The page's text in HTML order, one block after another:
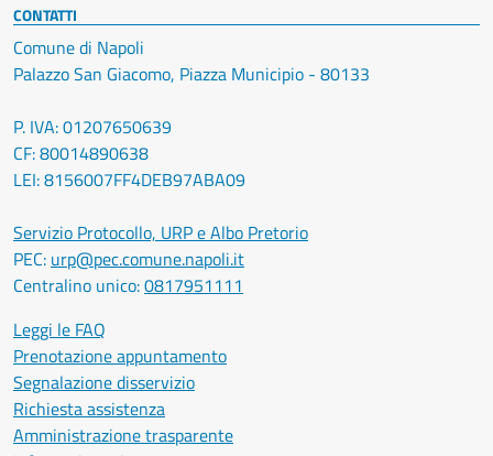
CONTATTI
Comune di Napoli
Palazzo San Giacomo, Piazza Municipio - 80133
P. IVA: 01207650639
CF: 80014890638
LEI: 8156007FF4DEB97ABA09
Servizio Protocollo, URP e Albo Pretorio
PEC: urp@pec.comune.napoli.it
Centralino unico:0817951111
Leggi le FAQ
Prenotazione appuntamento
Segnalazione disservizio
Richiesta assistenza
Amministrazione trasparente